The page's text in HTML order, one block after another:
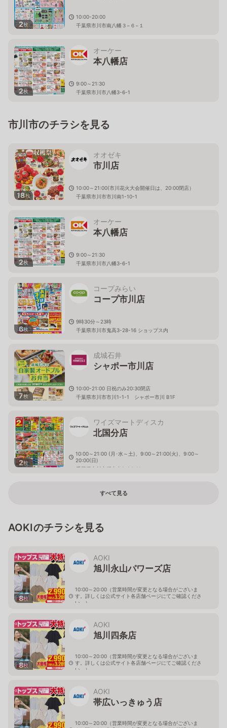
2枚
10:00-20:00
千葉県市川市南八幡３−６−１
2枚
オーケー
本八幡店
9:00～21:30
千葉県市川市八幡3-6-1
市川市のチラシを見る
18枚
オオゼキ
市川店
10:00～21:00(市川花火大会開催日は、20:00閉店）
千葉県市川市市川南1-10-1
2枚
オーケー
本八幡店
9:00～21:30
千葉県市川市八幡3-6-1
6枚
コープみらい
コープ市川店
9時30分～23時
千葉県市川市鬼高3-28-16 ショップス内
7枚
成城石井
シャポー市川店
10:00-21:00 日祝のみ20:30閉店
千葉県市川市市川1-1-1 シャポー市川 B1F
2枚
ワイズマートディスカ
北国分店
10:00～21:00 (月･水～土)、9:00～21:00(火)、9:00～
20:00(日)
千葉県市川市堀之内3-24-19
すべて見る
AOKIのチラシを見る
8枚
AOKI
旭川永山パワーズ店
10:00～20:00（営業時間が変更となる場合がございま
す。詳しくは公式サイト各店舗ページにてご確認くださ
い。）
8枚
AOKI
旭川四条店
10:00～20:00（営業時間が変更となる場合がございま
す。詳しくは公式サイト各店舗ページにてご確認くださ
い。）
AOKI
帯広いっきゅう店
10:00～20:00（営業時間が変更となる場合がございま